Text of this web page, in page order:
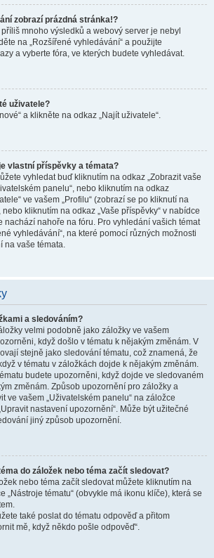
zobrazí prázdná stránka!?
mnoho výsledků a webový server je nebyl
na „Rozšířené vyhledávání“ a použijte
a vyberte fóra, ve kterých budete vyhledávat.
uživatele?
a klikněte na odkaz „Najít uživatele“.
vlastní příspěvky a témata?
vyhledat buď kliknutím na odkaz „Zobrazit vaše
panelu“, nebo kliknutím na odkaz
ve vašem „Profilu“ (zobrazí se po kliknutí na
kliknutím na odkaz „Vaše příspěvky“ v nabídce
nachází nahoře na fóru. Pro vyhledání vašich témat
vyhledávání“, na které pomocí různých možnosti
na vaše témata.
a sledováním?
velmi podobně jako záložky ve vašem
když došlo v tématu k nějakým změnám. V
stejně jako sledování tématu, což znamená, že
v tématu v záložkách dojde k nějakým změnám.
budete upozorněni, když dojde ve sledovaném
změnám. Způsob upozornění pro záložky a
ve vašem „Uživatelském panelu“ na záložce
nastavení upozornění“. Může být užitečné
jiný způsob upozornění.
do záložek nebo téma začít sledovat?
nebo téma začít sledovat můžete kliknutím na
„Nástroje tématu“ (obvykle má ikonu klíče), která se
také poslat do tématu odpověď a přitom
mě, když někdo pošle odpověď“.